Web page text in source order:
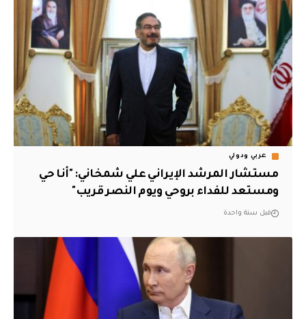
عربي ودولي
مستشار المرشد الإيراني علي شمخاني: "أنا حي
ومستعد للفداء بروحي ويوم النصر قريب"
قبل سنة واحدة